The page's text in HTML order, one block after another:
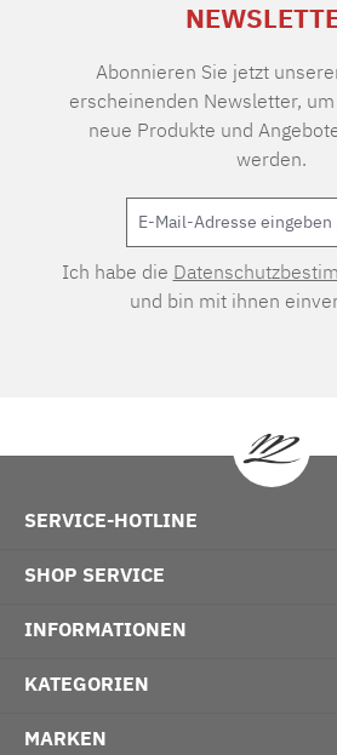
Abonnieren Sie jetzt
erscheinenden Newsletter,
neue Produkte und
werden.
Ich habe die
und bin mit ihnen
SERVICE-HOTLINE
SHOP SERVICE
INFORMATIONEN
KATEGORIEN
MARKEN